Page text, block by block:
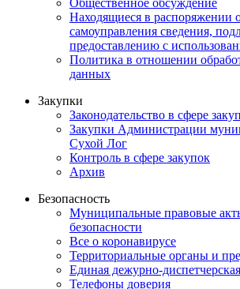
Находящиеся в распоряжении
самоуправления сведения,
предоставлению с
Политика в отношении
данных
Закупки
Законодательство в сфере
Закупки Администрации
Сухой Лог
Контроль в сфере закупок
Архив
Безопасность
Муниципальные правовые
безопасности
Все о коронавирусе
Территориальные органы и
Единая дежурно-
Телефоны доверия